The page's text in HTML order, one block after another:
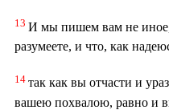
13 И мы пишем вам не иное,
разумеете, и что, как
14 так как вы отчасти и
вашею похвалою, равно и